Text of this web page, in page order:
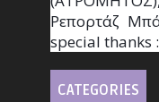
Ρεπορτάζ
special thanks
CATEGORIES